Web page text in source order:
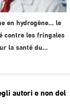
en hydrogène… le
contre les fringales
la santé du…
autori e non del